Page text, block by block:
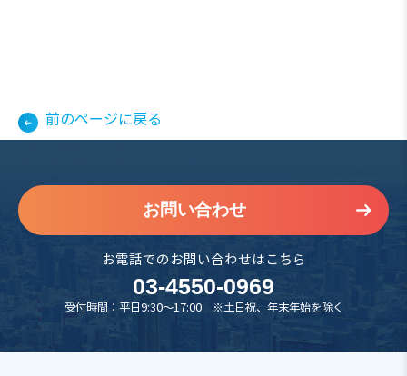
前のページに戻る
お問い合わせ
お電話でのお問い合わせはこちら
03-4550-0969
受付時間：平日9:30～17:00 ※土日祝、年末年始を除く